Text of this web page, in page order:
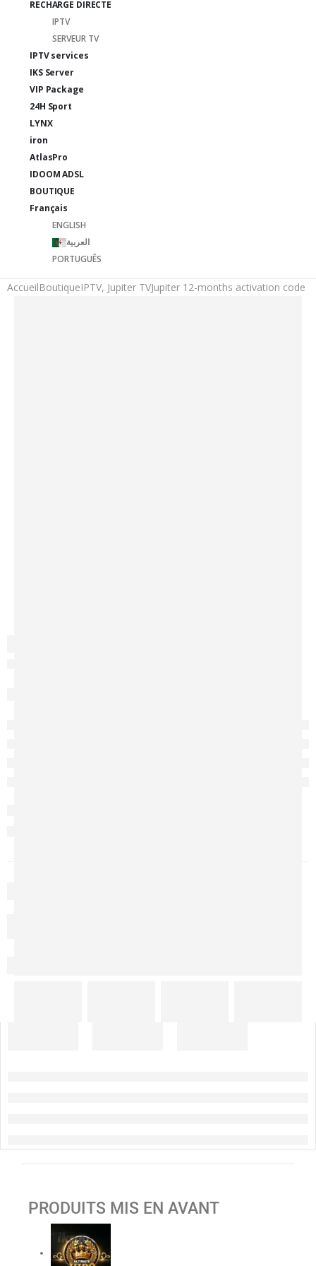
RECHARGE DIRECTE
IPTV
SERVEUR TV
IPTV services
IKS Server
VIP Package
24H Sport
LYNX
iron
AtlasPro
IDOOM ADSL
BOUTIQUE
Français
ENGLISH
العربية
PORTUGUÊS
AccueilBoutiqueIPTV, Jupiter TVJupiter 12-months activation code
PRODUITS MIS EN AVANT